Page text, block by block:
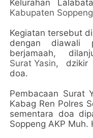
Kelurahan
Kabupaten Soppeng
Kegiatan tersebut
dengan diawali
berjamaah,
Surat Yasin, dzikir
doa.
Pembacaan Surat
Kabag Ren Polres
sementara doa
Soppeng AKP Muh.